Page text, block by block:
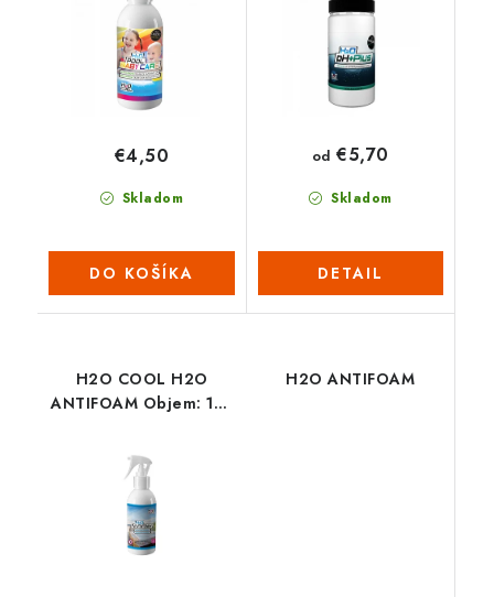
Skladom
€4,50
DO KOŠÍKA
Skladom
od €5,70
DETAIL
H2O COOL H2O
ANTIFOAM Objem: 150
H2O ANTIFOAM